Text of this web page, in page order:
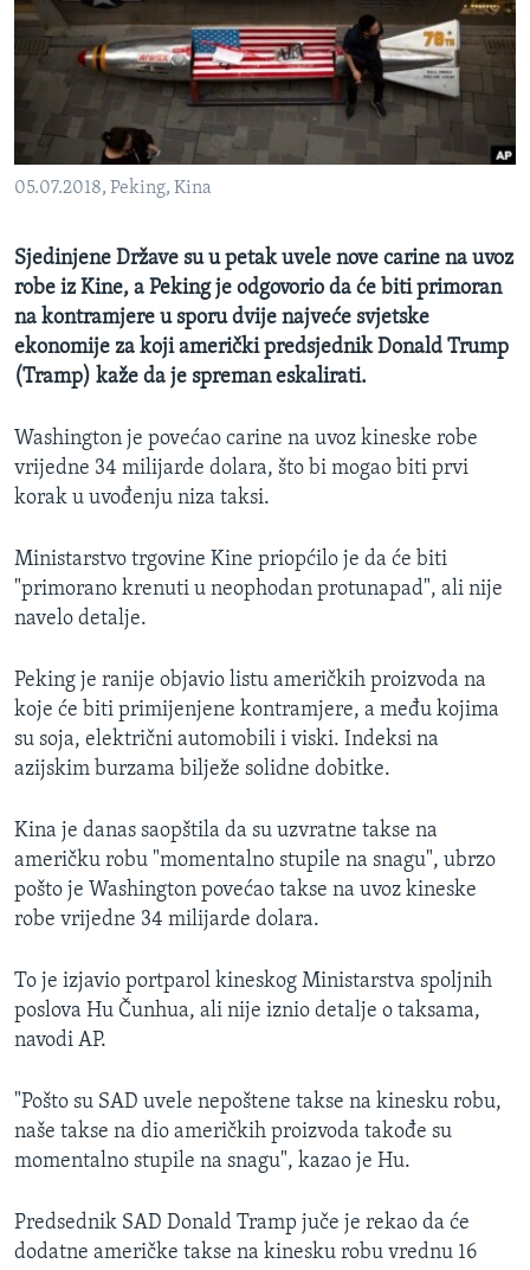
MAGAZIN
O GLASU AMERIKE
Learning English
PRATITE NAS
Jezici
05.07.2018, Peking, Kina
Sjedinjene Države su u petak uvele nove carine na uvoz
robe iz Kine, a Peking je odgovorio da će biti primoran
na kontramjere u sporu dvije najveće svjetske
ekonomije za koji američki predsjednik Donald Trump
(Tramp) kaže da je spreman eskalirati.
Washington je povećao carine na uvoz kineske robe
vrijedne 34 milijarde dolara, što bi mogao biti prvi
korak u uvođenju niza taksi.
Ministarstvo trgovine Kine priopćilo je da će biti
"primorano krenuti u neophodan protunapad", ali nije
navelo detalje.
Peking je ranije objavio listu američkih proizvoda na
koje će biti primijenjene kontramjere, a među kojima
su soja, električni automobili i viski. Indeksi na
azijskim burzama bilježe solidne dobitke.
Kina je danas saopštila da su uzvratne takse na
američku robu "momentalno stupile na snagu", ubrzo
pošto je Washington povećao takse na uvoz kineske
robe vrijedne 34 milijarde dolara.
To je izjavio portparol kineskog Ministarstva spoljnih
poslova Hu Čunhua, ali nije iznio detalje o taksama,
navodi AP.
"Pošto su SAD uvele nepoštene takse na kinesku robu,
naše takse na dio američkih proizvoda takođe su
momentalno stupile na snagu", kazao je Hu.
Predsednik SAD Donald Tramp juče je rekao da će
dodatne američke takse na kinesku robu vrednu 16